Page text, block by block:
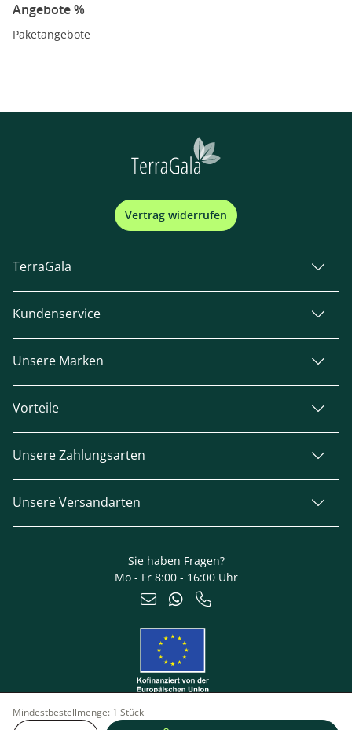
Mindestbestellmenge: 1 Stück
Angebote %
Paketangebote
Vertrag widerrufen
TerraGala
Kundenservice
Unsere Marken
Vorteile
Unsere Zahlungsarten
Unsere Versandarten
Sie haben Fragen?
Mo - Fr 8:00 - 16:00 Uhr